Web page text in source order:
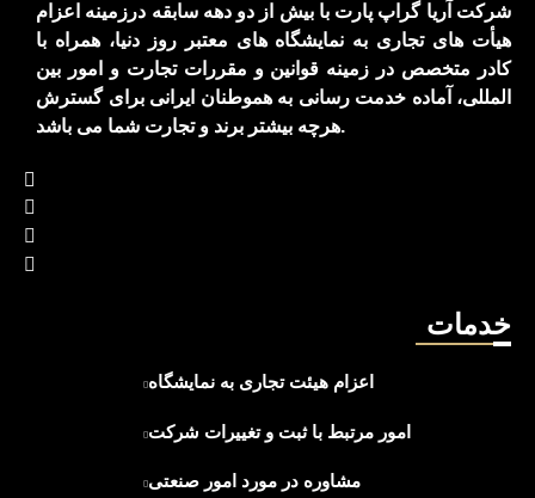
شرکت آریا گراپ پارت با بیش از دو دهه سابقه درزمینه اعزام
هیأت های تجاری به نمایشگاه های معتبر روز دنیا، همراه با
کادر متخصص در زمینه قوانین و مقررات تجارت و امور بین
المللی، آماده خدمت رسانی به هموطنان ایرانی برای گسترش
هرچه بیشتر برند و تجارت شما می باشد.
خدمات
اعزام هیئت تجاری به نمایشگاه
امور مرتبط با ثبت و تغییرات شرکت
مشاوره در مورد امور صنعتی